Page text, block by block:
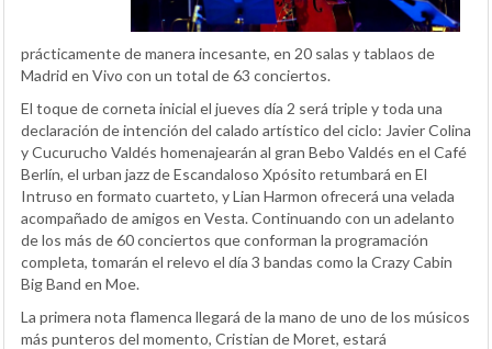
prácticamente de manera incesante, en 20 salas y tablaos de
Madrid en Vivo con un total de 63 conciertos.
El toque de corneta inicial el jueves día 2 será triple y toda una
declaración de intención del calado artístico del ciclo: Javier Colina
y Cucurucho Valdés homenajearán al gran Bebo Valdés en el Café
Berlín, el urban jazz de Escandaloso Xpósito retumbará en El
Intruso en formato cuarteto, y Lian Harmon ofrecerá una velada
acompañado de amigos en Vesta. Continuando con un adelanto
de los más de 60 conciertos que conforman la programación
completa, tomarán el relevo el día 3 bandas como la Crazy Cabin
Big Band en Moe.
La primera nota flamenca llegará de la mano de uno de los músicos
más punteros del momento, Cristian de Moret, estará